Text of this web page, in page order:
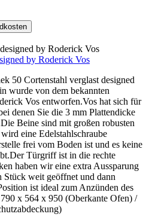
by Roderick Vos
50 Cortenstahl verglast designed
wurde von dem bekannten
Vos entworfen.Vos hat sich für
denen Sie die 3 mm Plattendicke
Beine sind mit großen robusten
eine Edelstahlschraube
frei vom Boden ist und es keine
Türgriff ist in die rechte
haben wir eine extra Aussparung
Stück weit geöffnet und dann
ist ideal zum Anzünden des
x 564 x 950 (Oberkante Ofen) /